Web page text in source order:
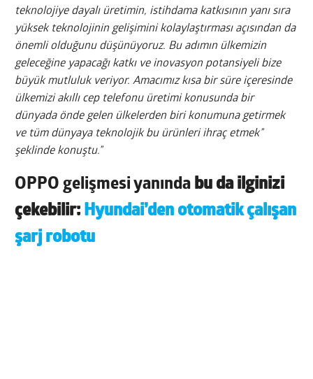
teknolojiye dayalı üretimin, istihdama katkısının yanı sıra
yüksek teknolojinin gelişimini kolaylaştırması açısından da
önemli olduğunu düşünüyoruz. Bu adımın ülkemizin
geleceğine yapacağı katkı ve inovasyon potansiyeli bize
büyük mutluluk veriyor. Amacımız kısa bir süre içeresinde
ülkemizi akıllı cep telefonu üretimi konusunda bir
dünyada önde gelen ülkelerden biri konumuna getirmek
ve tüm dünyaya teknolojik bu ürünleri ihraç etmek”
şeklinde konuştu.”
OPPO gelişmesi yanında bu da ilginizi
çekebilir: Hyundai’den otomatik çalışan
şarj robotu